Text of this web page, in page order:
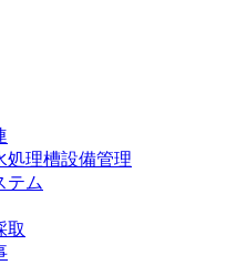
処理槽設備管理
テム
取